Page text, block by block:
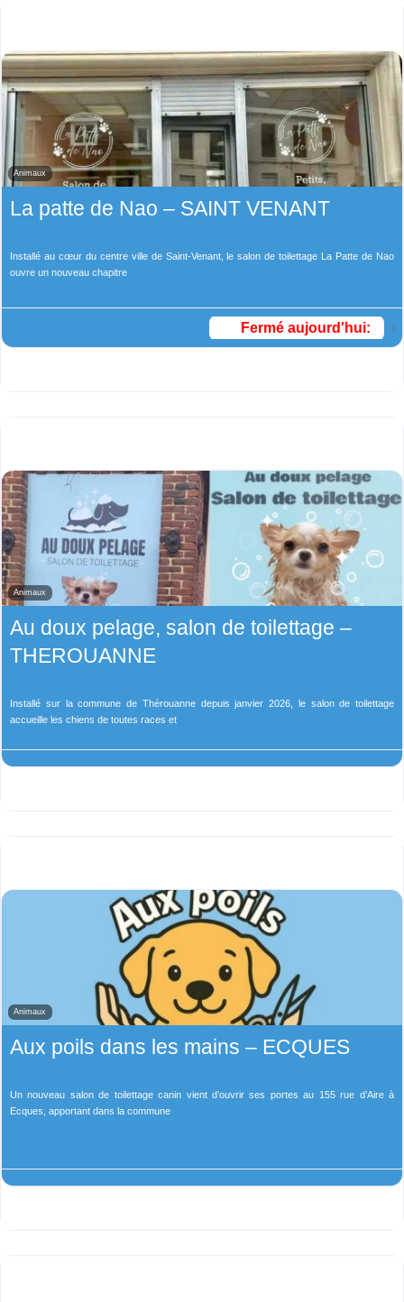
Animaux
La patte de Nao – SAINT VENANT
Installé au cœur du centre ville de Saint-Venant, le salon de toilettage La Patte de Nao
ouvre un nouveau chapitre
Fermé aujourd'hui:
Animaux
Au doux pelage, salon de toilettage –
THEROUANNE
Installé sur la commune de Thérouanne depuis janvier 2026, le salon de toilettage
accueille les chiens de toutes races et
Animaux
Aux poils dans les mains – ECQUES
Un nouveau salon de toilettage canin vient d’ouvrir ses portes au 155 rue d’Aire à
Ecques, apportant dans la commune